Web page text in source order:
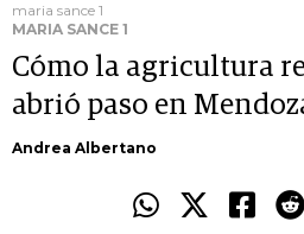
maria sance 1
MARIA SANCE 1
Cómo la agricultura
abrió paso en
Andrea Albertano